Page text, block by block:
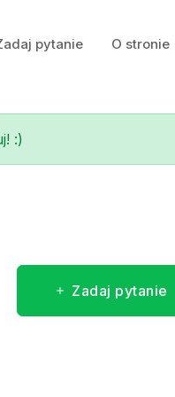
pytanie O stronie
:)
Zadaj pytanie